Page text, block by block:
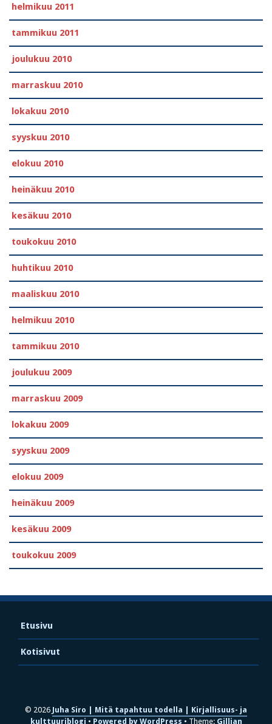
helmikuu 2011
tammikuu 2011
joulukuu 2010
marraskuu 2010
lokakuu 2010
syyskuu 2010
elokuu 2010
heinäkuu 2010
kesäkuu 2010
toukokuu 2010
huhtikuu 2010
maaliskuu 2010
helmikuu 2010
tammikuu 2010
joulukuu 2009
marraskuu 2009
lokakuu 2009
syyskuu 2009
elokuu 2009
heinäkuu 2009
kesäkuu 2009
toukokuu 2009
Etusivu
Kotisivut
© 2026 Juha Siro | Mitä tapahtuu todella | Kirjallisuus- ja
kulttuuriblogi
Powered by WordPress Theme: Gillian